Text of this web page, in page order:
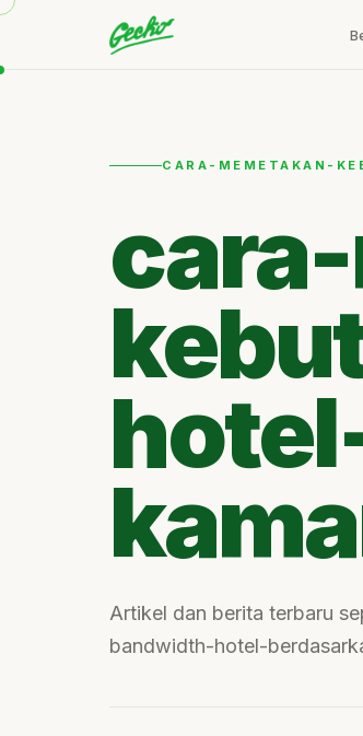
CARA-MEMETAKAN-
Artikel dan berita terbaru
bandwidth-hotel-